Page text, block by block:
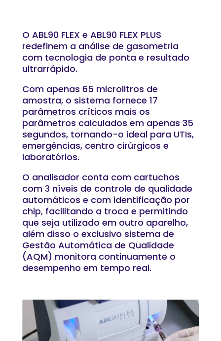
O ABL90 FLEX e ABL90 FLEX PLUS
redefinem a análise de gasometria
com tecnologia de ponta e resultado
ultrarrápido.
Com apenas 65 microlitros de
amostra, o sistema fornece 17
parâmetros críticos mais os
parâmetros calculados em apenas 35
segundos, tornando-o ideal para UTIs,
emergências, centro cirúrgicos e
laboratórios.
O analisador conta com cartuchos
com 3 níveis de controle de qualidade
automáticos e com identificação por
chip, facilitando a troca e permitindo
que seja utilizado em outro aparelho,
além disso o exclusivo sistema de
Gestão Automática de Qualidade
(AQM) monitora continuamente o
desempenho em tempo real.